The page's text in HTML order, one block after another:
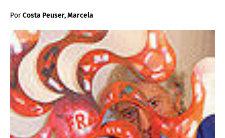
PorCosta Peuser, Marcela